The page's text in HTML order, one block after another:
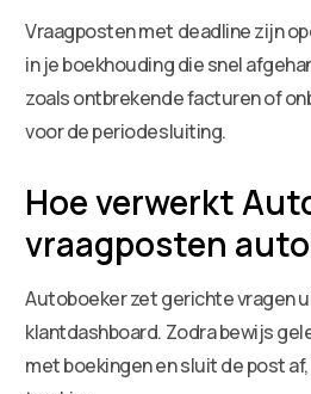
Vraagposten met deadline zijn
in je boekhouding die snel
zoals ontbrekende facturen of
voor de periodesluiting.
Hoe verwerkt
vraagposten
Autoboeker zet gerichte vragen
klantdashboard. Zodra bewijs
met boekingen en sluit de post